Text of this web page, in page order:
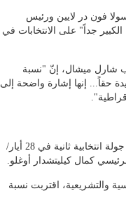
فون در لايين ورئيس
جداً" على الانتخابات في
شارل ميشال، إنّ "نسبة
حقاً... إنها إشارة واضحة إلى
وتتجه تركيا الإثنين للمرة الأولى في تاريخها، إلى جولة انتخابية ثانية في 28 أيار/
كمال كيليتشدار أوغلو.
والتشريعية، اقتربت نسبة